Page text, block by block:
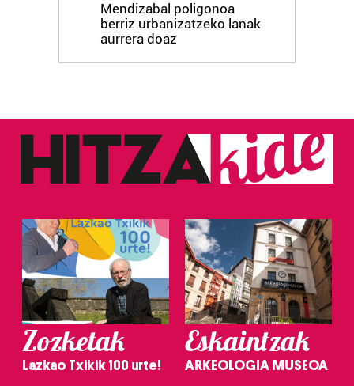
Mendizabal poligonoa
berriz urbanizatzeko lanak
aurrera doaz
Zozketak
Lazkao Txikik 100 urte!
Eskaintzak
ARKEOLOGIA MUSEOA